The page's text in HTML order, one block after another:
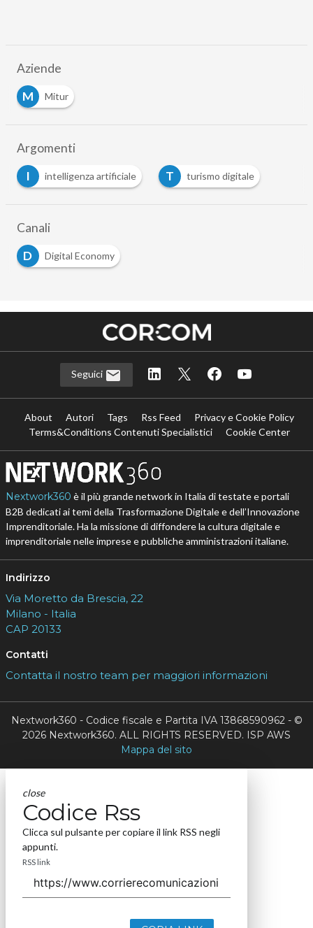
Aziende
M
Mitur
Argomenti
I
intelligenza artificiale T turismo digitale
Canali
D
Digital Economy
Seguici
About Autori Tags Rss Feed
Privacy e Cookie Policy
Terms&Conditions Contenuti Specialistici
Cookie Center
Nextwork360 è il più grande network in Italia di testate e portali
B2B dedicati ai temi della Trasformazione Digitale e dell’Innovazione
Imprenditoriale. Ha la missione di diffondere la cultura digitale e
imprenditoriale nelle imprese e pubbliche amministrazioni italiane.
Indirizzo
Via Moretto da Brescia, 22
Milano - Italia
CAP 20133
Contatti
Contatta il nostro team per maggiori informazioni
Nextwork360 - Codice fiscale e Partita IVA 13868590962 - ©
2026 Nextwork360. ALL RIGHTS RESERVED. ISP AWS
Mappa del sito
close
Codice Rss
Clicca sul pulsante per copiare il link RSS negli
appunti.
RSS link